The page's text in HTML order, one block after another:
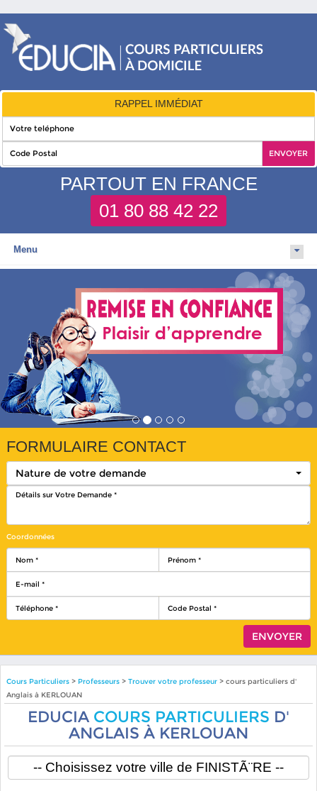
RAPPEL IMMÉDIAT
PARTOUT EN FRANCE
01 80 88 42 22
Menu
FORMULAIRE CONTACT
Nature de votre demande
Coordonnées
Cours Particuliers> Professeurs > Trouver votre professeur> cours particuliers d'
Anglais à KERLOUAN
EDUCIA COURS PARTICULIERS D'
ANGLAIS À KERLOUAN